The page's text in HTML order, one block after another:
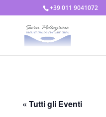
+39 011 9041072
« Tutti gli Eventi